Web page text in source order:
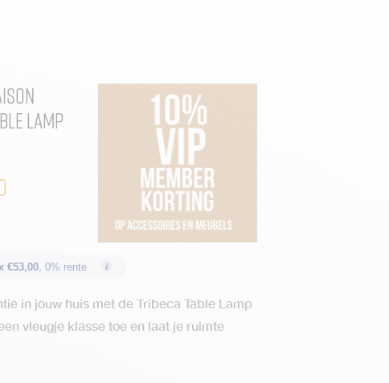
Lamp
€53,00, 0% rente
in jouw huis met de Tribeca Table Lamp
vleugje klasse toe en laat je ruimte